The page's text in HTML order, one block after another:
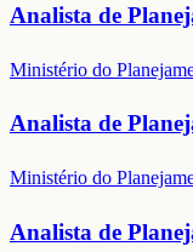
Analista de
Ministério do
Analista de
Ministério do
Analista de